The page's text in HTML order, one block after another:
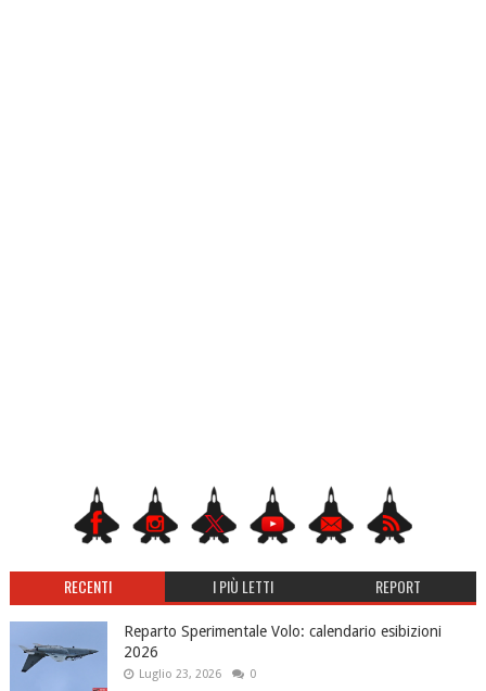
RECENTI I PIÙ LETTI REPORT
Reparto Sperimentale Volo: calendario esibizioni
2026
Luglio 23, 2026 0